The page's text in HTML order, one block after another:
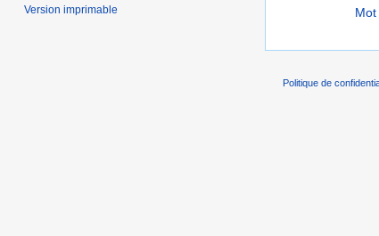
Version imprimable
Politique de